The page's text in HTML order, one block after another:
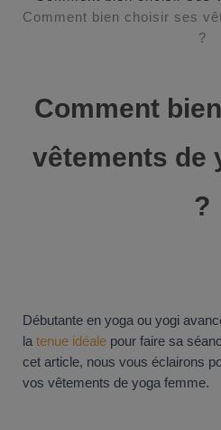
Comment bien choisir ses
?
Comment
vêtements de
?
Débutante en yoga ou yogi
la tenue idéale pour faire sa
cet article, nous vous éclairons
vos vêtements de yoga femme.